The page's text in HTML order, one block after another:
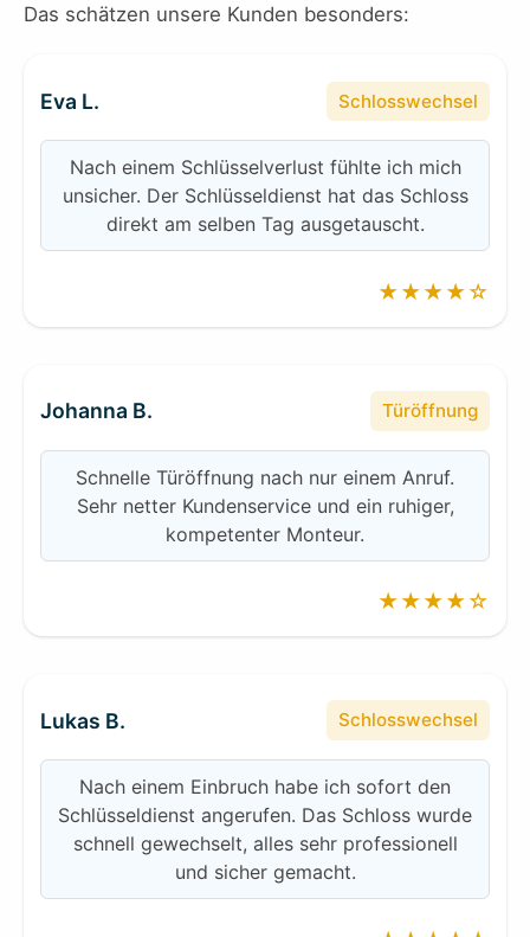
Das schätzen unsere Kunden besonders:
Eva L. Schlosswechsel
Nach einem Schlüsselverlust fühlte ich mich
unsicher. Der Schlüsseldienst hat das Schloss
direkt am selben Tag ausgetauscht.
★★★★☆
Johanna B. Türöffnung
Schnelle Türöffnung nach nur einem Anruf.
Sehr netter Kundenservice und ein ruhiger,
kompetenter Monteur.
★★★★☆
Lukas B. Schlosswechsel
Nach einem Einbruch habe ich sofort den
Schlüsseldienst angerufen. Das Schloss wurde
schnell gewechselt, alles sehr professionell
und sicher gemacht.